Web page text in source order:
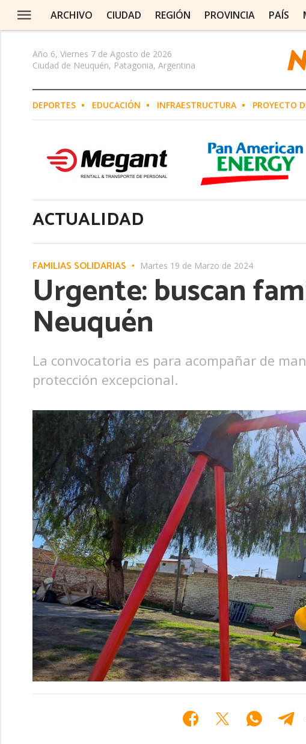
ARCHIVO CIUDAD REGIÓN PROVINCIA PAÍS
Año 6, Viernes 7 de Agosto de 2026
Ciudad de Neuquén, Patagonia, Argentina
Y ALTO VALLE
DE LOS SAUCES
NEUQUINO
DEPORTES EDUCACIÓN INFRAESTRUCTURA PROYECTO
ACTUALIDAD
FAMILIAS SOLIDARIAS Martes 19 de Marzo de 2024
Urgente: buscan
Neuquén
La convocatoria es para acompañar de
protección excepcional.